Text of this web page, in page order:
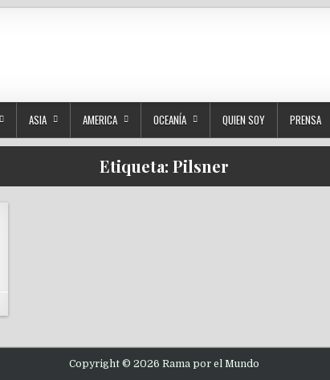
ASIA AMERICA OCEANÍA QUIEN SOY PRENSA
Etiqueta: Pilsner
Copyright © 2026 Rama por el Mundo